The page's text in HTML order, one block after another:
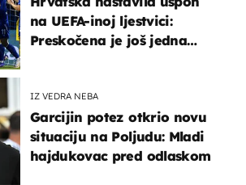
na UEFA-inoj ljestvici:
Preskočena je još jedna
IZ VEDRA NEBA
Garcijin potez otkrio novu
situaciju na Poljudu: Mladi
hajdukovac pred odlaskom